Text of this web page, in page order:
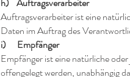
Auftragsverarbeiter ist eine
Daten im Auftrag des
i) Empfänger
Empfänger ist eine natürliche
offengelegt werden, unabhängig